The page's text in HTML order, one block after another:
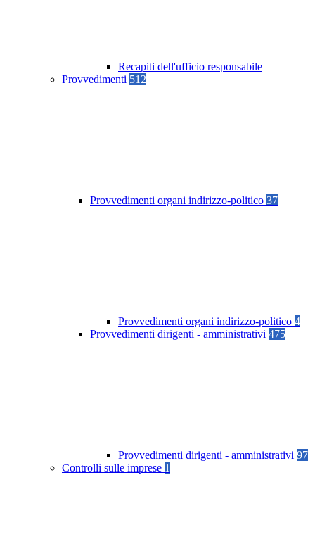
Recapiti dell'ufficio responsabile
Provvedimenti 512
Provvedimenti organi indirizzo-politico 37
Provvedimenti organi indirizzo-politico 4
Provvedimenti dirigenti - amministrativi 475
Provvedimenti dirigenti - amministrativi 97
Controlli sulle imprese 1